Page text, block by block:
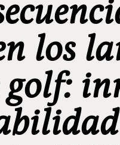
los
golf: